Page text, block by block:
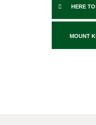
HERE
MOUNT